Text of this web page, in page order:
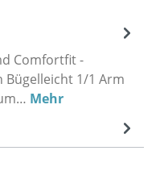
Comfortfit -
Bügelleicht 1/1 Arm
Mehr